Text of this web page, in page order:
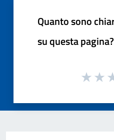
Quanto sono
su questa pagina?